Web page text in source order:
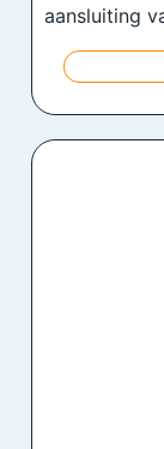
aansluiting